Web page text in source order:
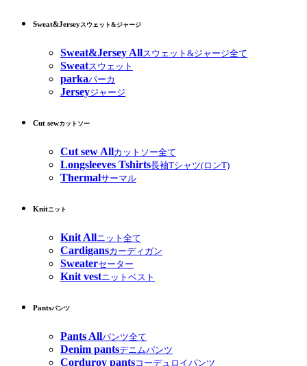
Sweat&Jerseyスウェット&ジャージ
Sweat&Jersey Allスウェット&ジャージ全て
Sweatスウェット
parkaパーカ
Jerseyジャージ
Cut sewカットソー
Cut sew Allカットソー全て
Longsleeves Tshirts長袖Tシャツ(ロンT)
Thermalサーマル
Knitニット
Knit Allニット全て
Cardigansカーディガン
Sweaterセーター
Knit vestニットベスト
Pantsパンツ
Pants Allパンツ全て
Denim pantsデニムパンツ
Corduroy pantsコーデュロイパンツ